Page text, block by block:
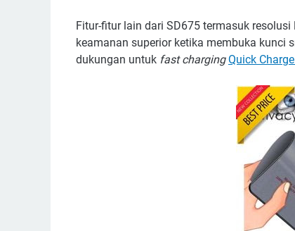
Fitur-fitur lain dari SD675 termasuk
keamanan superior ketika membuka kunci
dukungan untuk fast charging Quick